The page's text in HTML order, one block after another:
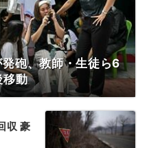
砲、教師・生徒ら6
移動
収 豪